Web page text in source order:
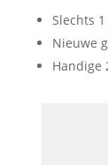
Slechts
Nieuwe
Handige